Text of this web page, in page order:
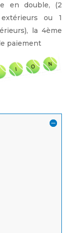
en double, (2
ou 1
la 4ème
paiement